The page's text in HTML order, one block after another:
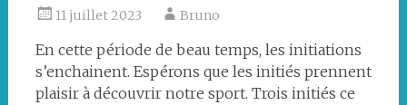
11 juillet 2023 Bruno
En cette période de beau temps, les initiations
s’enchainent. Espérons que les initiés prennent
plaisir à découvrir notre sport. Trois initiés ce